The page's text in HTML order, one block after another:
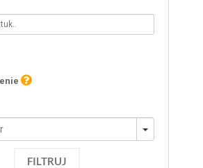
FILTRUJ